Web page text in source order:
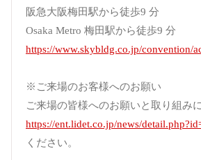
阪急大阪梅田駅から徒歩9 分
Osaka Metro 梅田駅から徒歩9 分
https://www.skybldg.co.jp/convention/
※ご来場のお客様へのお願い
ご来場の皆様へのお願いと取り組み
https://ent.lidet.co.jp/news/
ください。